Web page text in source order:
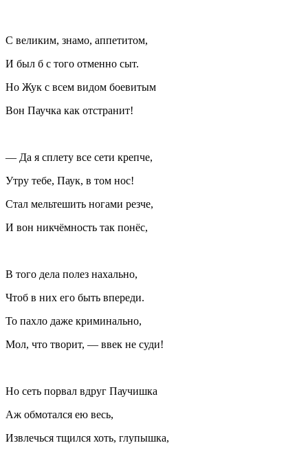
С великим, знамо, аппетитом,
И был б с того отменно сыт.
Но Жук с всем видом боевитым
Вон Паучка как отстранит!
— Да я сплету все сети крепче,
Утру тебе, Паук, в том нос!
Стал мельтешить ногами резче,
И вон никчёмность так понёс,
В того дела полез нахально,
Чтоб в них его быть впереди.
То пахло даже криминально,
Мол, что творит, — ввек не суди!
Но сеть порвал вдруг Паучишка
Аж обмотался ею весь,
Извлечься тщился хоть, глупышка,